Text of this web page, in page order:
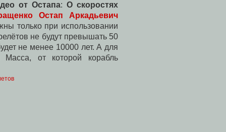
от Остапа: О скоростях
Остап Аркадьевич
только при использовании
не будут превышать 50
не менее 10000 лет. А для
от которой корабль